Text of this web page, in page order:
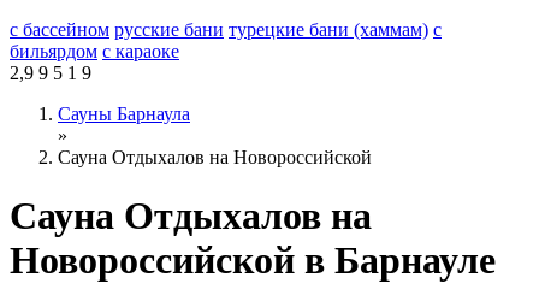
с бассейном русские бани турецкие бани (хаммам) с
бильярдом с караоке
2,9 9 5 1 9
Сауны Барнаула
»
Сауна Отдыхалов на Новороссийской
Сауна Отдыхалов на
Новороссийской в Барнауле